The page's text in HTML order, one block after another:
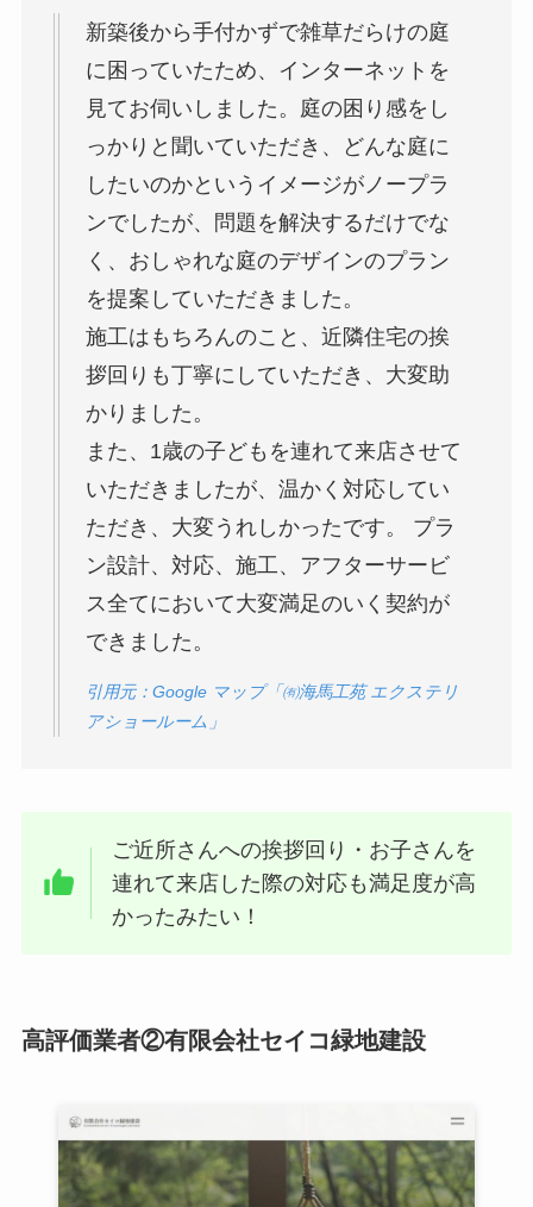
新築後から手付かずで雑草だらけの庭
に困っていたため、インターネットを
見てお伺いしました。庭の困り感をし
っかりと聞いていただき、どんな庭に
したいのかというイメージがノープラ
ンでしたが、問題を解決するだけでな
く、おしゃれな庭のデザインのプラン
を提案していただきました。
施工はもちろんのこと、近隣住宅の挨
拶回りも丁寧にしていただき、大変助
かりました。
また、1歳の子どもを連れて来店させて
いただきましたが、温かく対応してい
ただき、大変うれしかったです。 プラ
ン設計、対応、施工、アフターサービ
ス全てにおいて大変満足のいく契約が
できました。
引用元：Google マップ「㈲海馬工苑 エクステリ
アショールーム」
ご近所さんへの挨拶回り・お子さんを
連れて来店した際の対応も満足度が高
かったみたい！
高評価業者②有限会社セイコ緑地建設